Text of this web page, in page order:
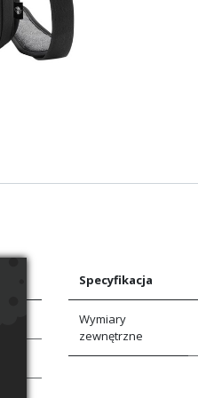
Specyfikacja
Wymiary
zewnętrzne